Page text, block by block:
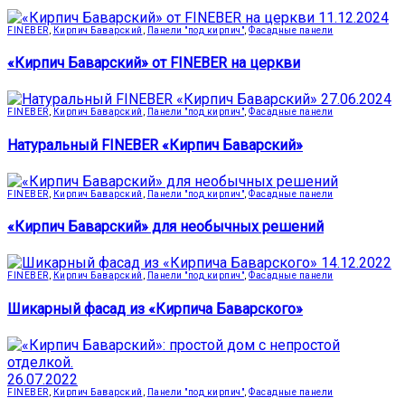
11.12.2024
FINEBER Кирпич Баварский Панели "под кирпич" Фасадные панели
«Кирпич Баварский» от FINEBER на церкви
27.06.2024
FINEBER, Кирпич Баварский , Панели "под кирпич", Фасадные панели
Натуральный FINEBER «Кирпич Баварский»
FINEBER Кирпич Баварский Панели "под кирпич" Фасадные панели
«Кирпич Баварский» для необычных решений
14.12.2022
FINEBER, Кирпич Баварский , Панели "под кирпич", Фасадные панели
Шикарный фасад из «Кирпича Баварского»
26.07.2022
FINEBER Кирпич Баварский Панели "под кирпич" Фасадные панели